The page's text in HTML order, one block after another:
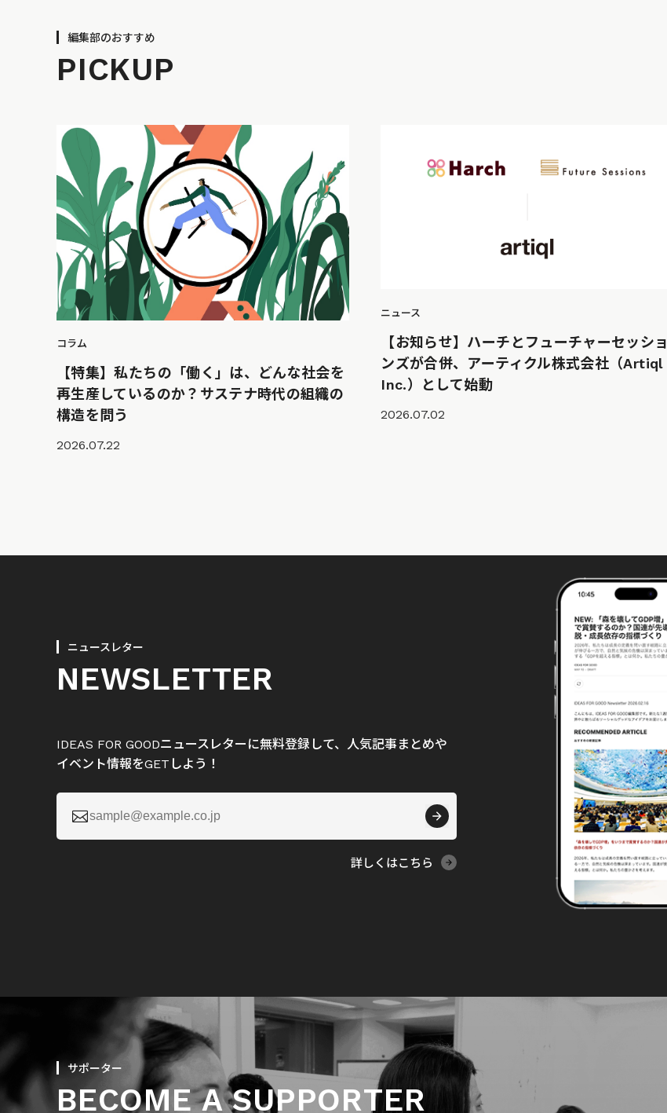
編集部のおすすめ
PICKUP
コラム
【特集】私たちの「働く」は、どんな社会を
再生産しているのか？サステナ時代の組織の
構造を問う
2026.07.22
ニュース
【お知らせ】ハーチとフューチャーセッショ
ンズが合併、アーティクル株式会社（Artiql
Inc.）として始動
2026.07.02
ニュースレター
NEWSLETTER
IDEAS FOR GOODニュースレターに無料登録して、人気記事まとめや
イベント情報をGETしよう！

詳しくはこちら
サポーター
BECOME A SUPPORTER